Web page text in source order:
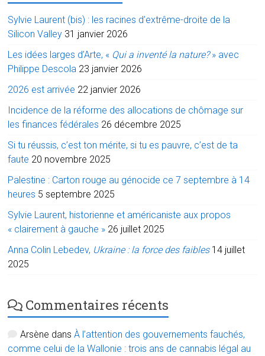
Sylvie Laurent (bis) : les racines d’extrême-droite de la
Silicon Valley 31 janvier 2026
Les idées larges d’Arte, « Qui a inventé la nature?» avec
Philippe Descola 23 janvier 2026
2026 est arrivée 22 janvier 2026
Incidence de la réforme des allocations de chômage sur
les finances fédérales 26 décembre 2025
Si tu réussis, c’est ton mérite, si tu es pauvre, c’est de ta
faute 20 novembre 2025
Palestine : Carton rouge au génocide ce 7 septembre à 14
heures 5 septembre 2025
Sylvie Laurent, historienne et américaniste aux propos
« clairement à gauche » 26 juillet 2025
Anna Colin Lebedev, Ukraine : la force des faibles 14 juillet
2025
Commentaires récents
Arsène dansÀ l’attention des gouvernements fauchés,
comme celui de la Wallonie : trois ans de cannabis légal au